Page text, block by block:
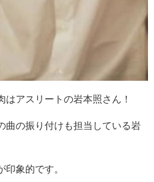
アスリートの岩本照さん！
曲の振り付けも担当している岩
印象的です。